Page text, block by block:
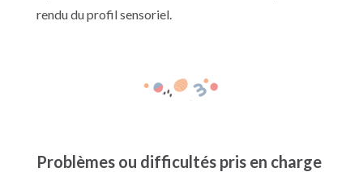
rendu du profil sensoriel.
Problèmes ou difficultés pris en charge